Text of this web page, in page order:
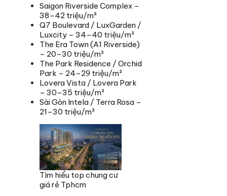
Saigon Riverside Complex –
38–42 triệu/m²
Q7 Boulevard / LuxGarden /
Luxcity – 34–40 triệu/m²
The Era Town (A1 Riverside)
– 20–30 triệu/m²
The Park Residence / Orchid
Park – 24–29 triệu/m²
Lovera Vista / Lovera Park
– 30–35 triệu/m²
Sài Gòn Intela / Terra Rosa –
21–30 triệu/m²
Tìm hiểu top chung cư
giá rẻ Tphcm